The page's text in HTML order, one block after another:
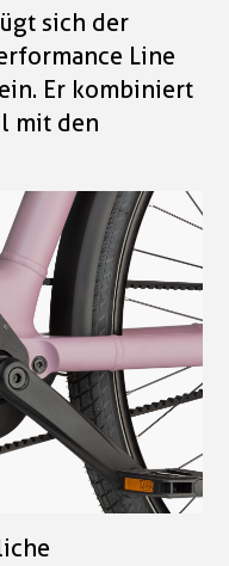
sich der
Line
Er kombiniert
mit den